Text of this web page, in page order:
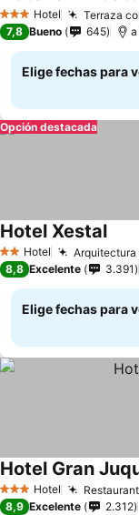
3 Estrellas
Hotel Terraza
7,8 Bueno 645 a
Elige fechas para
Opción destacada
2 Estrellas
Hotel Arquitectura
Hotel XestalVer
8,8 Excelente 3.391
Elige fechas para
3 Estrellas
Hotel
Hotel Gran
8,9 Excelente 2.312